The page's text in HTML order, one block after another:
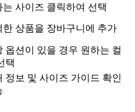
는 사이즈 클릭하여 선택
한 상품을 장바구니에 추가
옵션이 있을 경우 원하는 컬
택
정보 및 사이즈 가이드 확인